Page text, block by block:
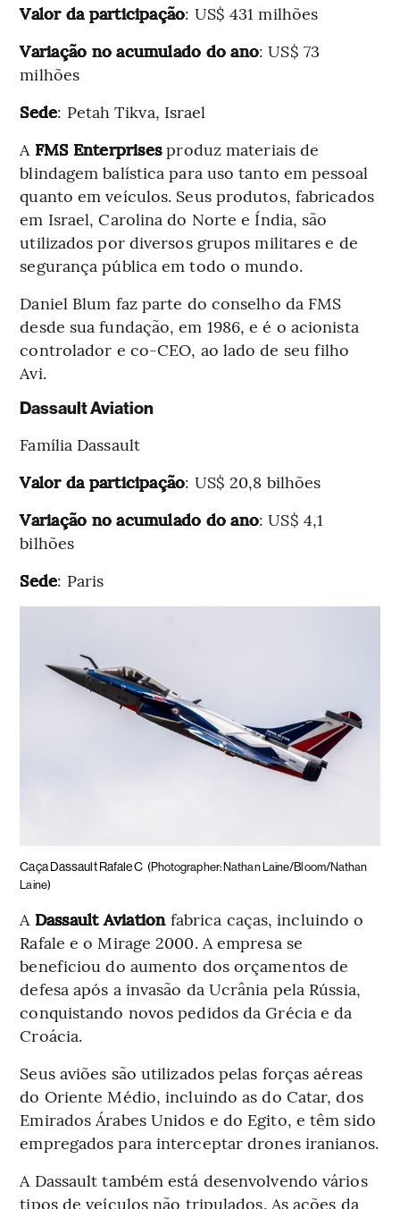
Valor da participação: US$ 431 milhões
Variação no acumulado do ano: US$ 73
milhões
Sede: Petah Tikva, Israel
A FMS Enterprisesproduz materiais de
blindagem balística para uso tanto em pessoal
quanto em veículos. Seus produtos, fabricados
em Israel, Carolina do Norte e Índia, são
utilizados por diversos grupos militares e de
segurança pública em todo o mundo.
Daniel Blum faz parte do conselho da FMS
desde sua fundação, em 1986, e é o acionista
controlador e co-CEO, ao lado de seu filho
Avi.
Dassault Aviation
Família Dassault
Valor da participação: US$ 20,8 bilhões
Variação no acumulado do ano: US$ 4,1
bilhões
Sede: Paris
Caça Dassault Rafale C (Photographer: Nathan Laine/Bloom/Nathan
Laine)
A Dassault Aviationfabrica caças, incluindo o
Rafale e o Mirage 2000. A empresa se
beneficiou do aumento dos orçamentos de
defesa após a invasão da Ucrânia pela Rússia,
conquistando novos pedidos da Grécia e da
Croácia.
Seus aviões são utilizados pelas forças aéreas
do Oriente Médio, incluindo as do Catar, dos
Emirados Árabes Unidos e do Egito, e têm sido
empregados para interceptar drones iranianos.
A Dassault também está desenvolvendo vários
tipos de veículos não tripulados. As ações da